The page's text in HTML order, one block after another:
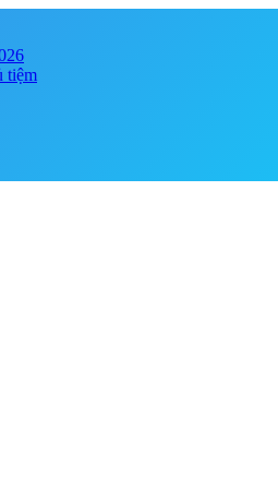
tiệm
đảm bảo chính hãng, giá tốt .